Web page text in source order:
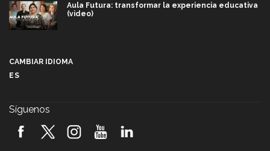
Aula Futura: transformar la experiencia educativa
(video)
2026! (video)
CAMBIAR IDIOMA
ES
Síguenos